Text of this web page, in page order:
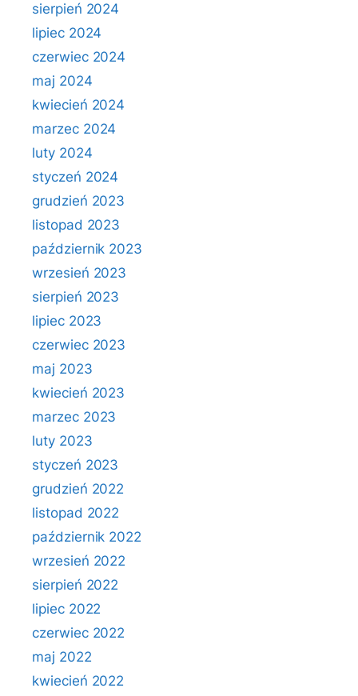
sierpień 2024
lipiec 2024
czerwiec 2024
maj 2024
kwiecień 2024
marzec 2024
luty 2024
styczeń 2024
grudzień 2023
listopad 2023
październik 2023
wrzesień 2023
sierpień 2023
lipiec 2023
czerwiec 2023
maj 2023
kwiecień 2023
marzec 2023
luty 2023
styczeń 2023
grudzień 2022
listopad 2022
październik 2022
wrzesień 2022
sierpień 2022
lipiec 2022
czerwiec 2022
maj 2022
kwiecień 2022